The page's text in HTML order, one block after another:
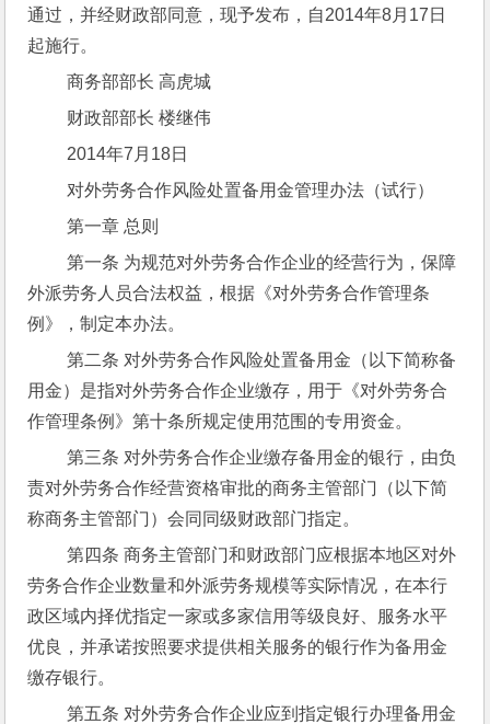
通过，并经财政部同意，现予发布，自2014年8月17日
起施行。
商务部部长 高虎城
财政部部长 楼继伟
2014年7月18日
对外劳务合作风险处置备用金管理办法（试行）
第一章 总则
第一条 为规范对外劳务合作企业的经营行为，保障
外派劳务人员合法权益，根据《对外劳务合作管理条
例》，制定本办法。
第二条 对外劳务合作风险处置备用金（以下简称备
用金）是指对外劳务合作企业缴存，用于《对外劳务合
作管理条例》第十条所规定使用范围的专用资金。
第三条 对外劳务合作企业缴存备用金的银行，由负
责对外劳务合作经营资格审批的商务主管部门（以下简
称商务主管部门）会同同级财政部门指定。
第四条 商务主管部门和财政部门应根据本地区对外
劳务合作企业数量和外派劳务规模等实际情况，在本行
政区域内择优指定一家或多家信用等级良好、服务水平
优良，并承诺按照要求提供相关服务的银行作为备用金
缴存银行。
第五条 对外劳务合作企业应到指定银行办理备用金